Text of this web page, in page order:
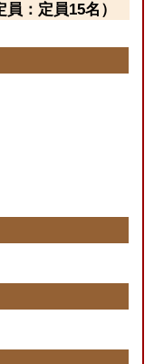
：定員15名）